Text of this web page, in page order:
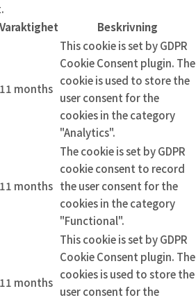
Varaktighet Beskrivning
11 months
This cookie is set by GDPR
Cookie Consent plugin. The
cookie is used to store the
user consent for the
cookies in the category
"Analytics".
11 months
The cookie is set by GDPR
cookie consent to record
the user consent for the
cookies in the category
"Functional".
11 months
This cookie is set by GDPR
Cookie Consent plugin. The
cookies is used to store the
user consent for the